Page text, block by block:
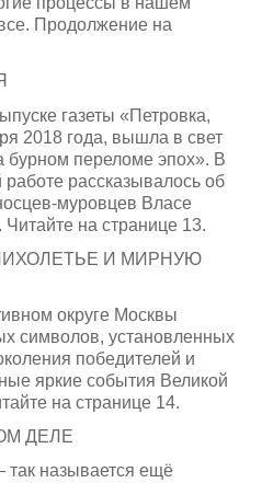
Продолжение на
газеты «Петровка,
2018 года, вышла в свет
бурном переломе эпох». В
работе рассказывалось об
муровцев Власе
на странице 13.
И МИРНУЮ
округе Москвы
символов, установленных
победителей и
яркие события Великой
на странице 14.
ДЕЛЕ
называется ещё